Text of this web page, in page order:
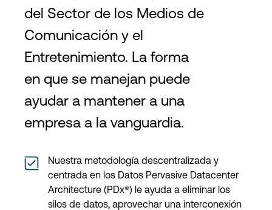
del Sector de los Medios de
Comunicación y el
Entretenimiento. La forma
en que se manejan puede
ayudar a mantener a una
empresa a la vanguardia.
Nuestra metodología descentralizada y
centrada en los Datos Pervasive Datacenter
Architecture (PDx®) le ayuda a eliminar los
silos de datos, aprovechar una interconexión